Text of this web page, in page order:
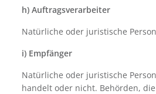
h) Auftragsverarbeiter
Natürliche oder juristische
i) Empfänger
Natürliche oder juristische
handelt oder nicht. Behörden,